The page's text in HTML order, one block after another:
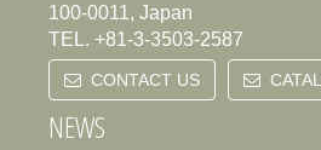
100-0011, Japan
TEL. +81-3-3503-2587
CONTACT US
NEWS